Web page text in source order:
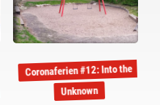
Coronaferien #12: Into the
Unknown